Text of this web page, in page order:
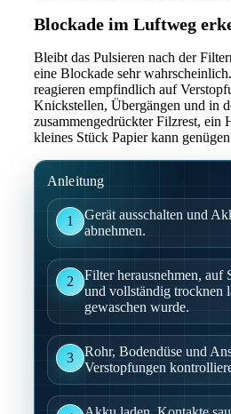
Blockade im Luftweg
Bleibt das Pulsieren nach der
eine Blockade sehr
reagieren empfindlich auf
Knickstellen, Übergängen und in
zusammengedrückter Filzrest, ein
kleines Stück Papier kann
Anleitung
1
Gerät ausschalten und
abnehmen.
2
Filter herausnehmen, auf
und vollständig trocknen
gewaschen wurde.
3
Rohr, Bodendüse und
Verstopfungen